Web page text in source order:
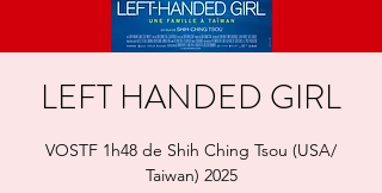
LEFT HANDED GIRL
VOSTF 1h48 de Shih Ching Tsou (USA/
Taiwan) 2025